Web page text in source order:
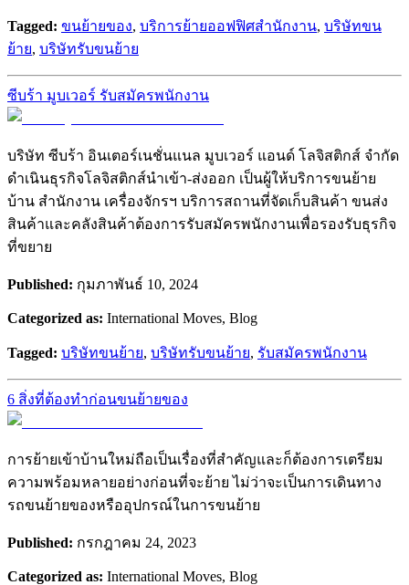
Tagged: ขนย้ายของ, บริการย้ายออฟฟิศสำนักงาน, บริษัทขน
ย้าย, บริษัทรับขนย้าย
ซีบร้า มูบเวอร์ รับสมัครพนักงาน
บริษัท ซีบร้า อินเตอร์เนชั่นแนล มูบเวอร์ แอนด์ โลจิสติกส์ จำกัด
ดำเนินธุรกิจโลจิสติกส์นำเข้า-ส่งออก เป็นผู้ให้บริการขนย้าย
บ้าน สำนักงาน เครื่องจักรฯ บริการสถานที่จัดเก็บสินค้า ขนส่ง
สินค้าและคลังสินค้าต้องการรับสมัครพนักงานเพื่อรองรับธุรกิจ
ที่ขยาย
Published: กุมภาพันธ์ 10, 2024
Categorized as: International Moves, Blog
Tagged: บริษัทขนย้าย, บริษัทรับขนย้าย, รับสมัครพนักงาน
6 สิ่งที่ต้องทำก่อนขนย้ายของ
การย้ายเข้าบ้านใหม่ถือเป็นเรื่องที่สำคัญและก็ต้องการเตรียม
ความพร้อมหลายอย่างก่อนที่จะย้าย ไม่ว่าจะเป็นการเดินทาง
รถขนย้ายของหรืออุปกรณ์ในการขนย้าย
Published: กรกฎาคม 24, 2023
Categorized as: International Moves, Blog